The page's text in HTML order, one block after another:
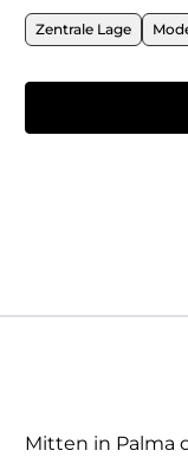
Zentrale Lage
Mitten in Palma